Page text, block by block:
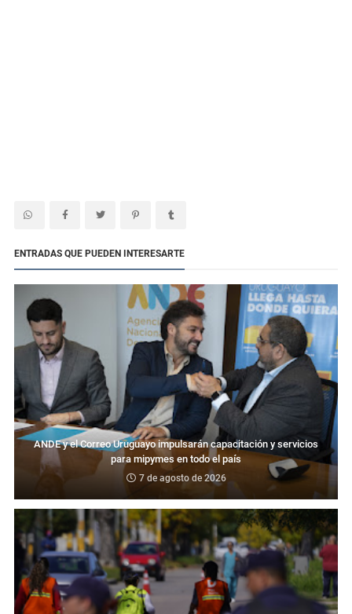
ENTRADAS QUE PUEDEN INTERESARTE
ANDE y el Correo Uruguayo impulsarán capacitación y servicios
para mipymes en todo el país
7 de agosto de 2026